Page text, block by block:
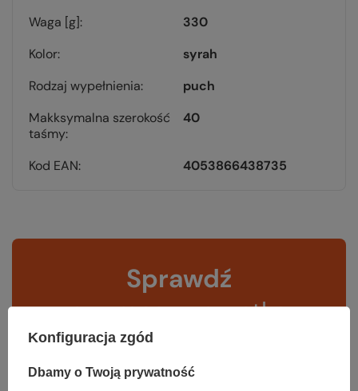
Waga [g]
330
Kolor
syrah
Rodzaj wypełnienia
puch
Makksymalna szerokość
taśmy
40
Kod EAN 4053866438735
Sprawdź
czy masz wszystko
Konfiguracja zgód
Dbamy o Twoją prywatność